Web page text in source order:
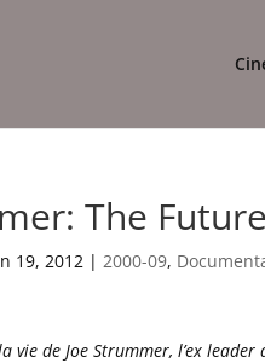
The
19, 2012 |2000-09,
vie de Joe Strummer, l’ex